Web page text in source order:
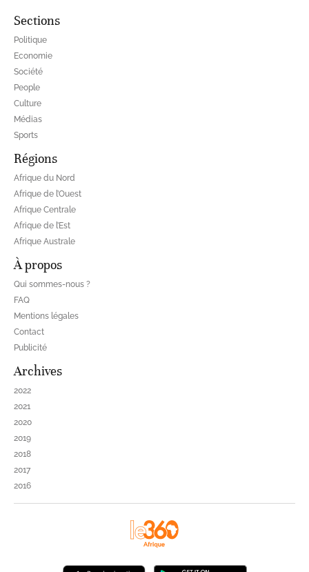
Sections
Politique
Economie
Société
People
Culture
Médias
Sports
Régions
Afrique du Nord
Afrique de l’Ouest
Afrique Centrale
Afrique de l’Est
Afrique Australe
À propos
Qui sommes-nous ?
FAQ
Mentions légales
Contact
Publicité
Archives
2022
2021
2020
2019
2018
2017
2016